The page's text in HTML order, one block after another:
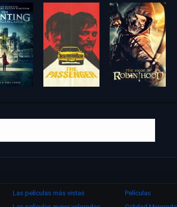
Las películas más vistas
Películas